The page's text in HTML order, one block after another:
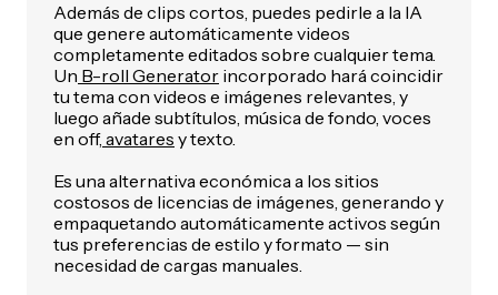
Además de clips cortos, puedes pedirle a la IA
que genere automáticamente videos
completamente editados sobre cualquier tema.
Un B-roll Generator incorporado hará coincidir
tu tema con videos e imágenes relevantes, y
luego añade subtítulos, música de fondo, voces
en off, avatares y texto.
Es una alternativa económica a los sitios
costosos de licencias de imágenes, generando y
empaquetando automáticamente activos según
tus preferencias de estilo y formato — sin
necesidad de cargas manuales.